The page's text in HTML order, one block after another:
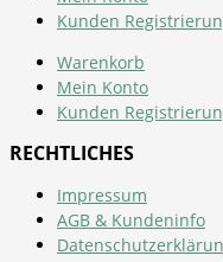
Kunden
Warenkorb
Mein Konto
Kunden
RECHTLICHES
Impressum
AGB & Kundeninfo